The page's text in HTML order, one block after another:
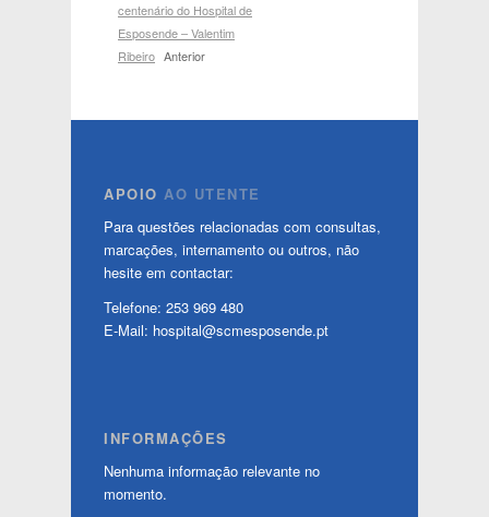
centenário do Hospital de
Esposende – Valentim
Ribeiro Anterior
APOIO AO UTENTE
Para questões relacionadas com consultas,
marcações, internamento ou outros, não
hesite em contactar:
Telefone: 253 969 480
E-Mail: hospital@scmesposende.pt
INFORMAÇÕES
Nenhuma informação relevante no
momento.